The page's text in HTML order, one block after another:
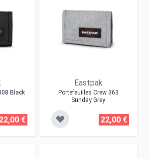
Black
22,00 €
Eastpak
Portefeuilles Crew 363
Sunday Grey
22,00 €